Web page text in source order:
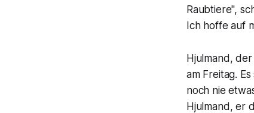
Raubtiere",
Ich hoffe auf
Hjulmand,
am Freitag.
noch nie
Hjulmand, er